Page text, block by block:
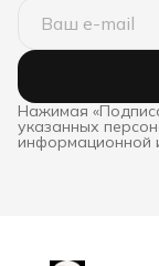
Нажимая
указанных
информационной